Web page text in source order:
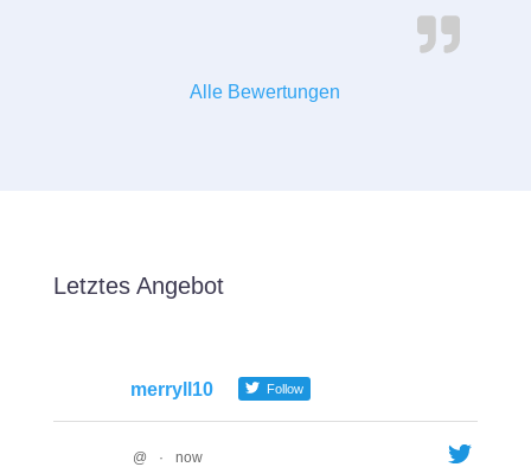
Alle Bewertungen
Letztes Angebot
merryll10 Follow
@ · now